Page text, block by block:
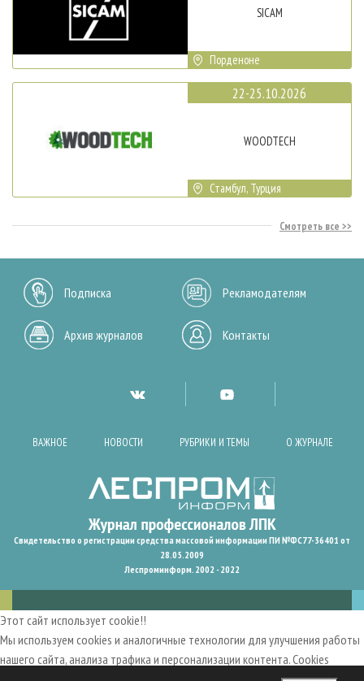
SICAM
Порденоне
22-25.10.2026
WOODTECH
Стамбул, Турция
Смотреть все
Подписка Рекламодателям
Архив журналов Контакты
ВАЖНОЕ НОВОСТИ РУБРИКИ И ТЕМЫ О ЖУРНАЛЕ
Свидетельство о регистрации средства массовой информации ПИ №ФС77-36401 от
28.05.2009
Леспроминформ. 2002 - 2022
Этот сайт использует cookie!!
Мы используем cookies и аналогичные технологии для улучшения работы
нашего сайта, анализа трафика и персонализации контента. Cookies